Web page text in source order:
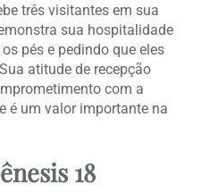
três visitantes em sua
sua hospitalidade
pés e pedindo que eles
atitude de recepção
com a
é um valor importante na
18